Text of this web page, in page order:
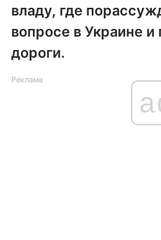
владу, где
вопросе в Украине
дороги.
Реклама